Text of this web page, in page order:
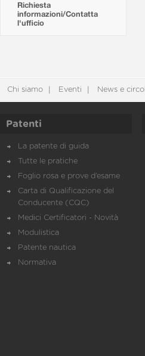
Richiesta
informazioni/Contatta
l'ufficio
Chi siamo Eventi News e
Patenti
La patente di guida
Tutte le pratiche
Foglio rosa e prove d’esame
Carta di Qualificazione del
Conducente (CQC)
Medici Certificatori - Novità
Modulistica
Patente nautica
Normativa